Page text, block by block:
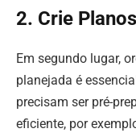
2. Crie
Em segundo lugar,
planejada é
precisam ser pré-
eficiente, por